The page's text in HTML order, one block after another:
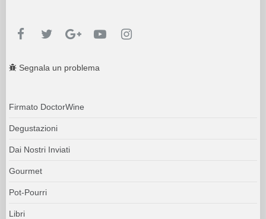
Segnala un problema
Firmato DoctorWine
Degustazioni
Dai Nostri Inviati
Gourmet
Pot-Pourri
Libri